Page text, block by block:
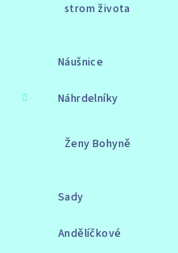
strom života
Náušnice
Náhrdelníky
Ženy Bohyně
Sady
Andělíčkové